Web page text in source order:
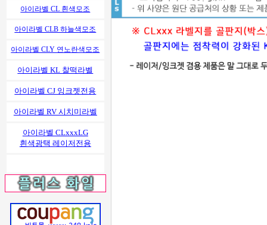
아이라벨 CL 흰색모조
아이라벨 CLB 하늘색모조
아이라벨 CLY 연노란색모조
아이라벨 KL 찰떡라벨
아이라벨 CJ 잉크젯전용
아이라벨 RV 시치미라벨
아이라벨 CLxxxLG
흰색광택 레이저전용